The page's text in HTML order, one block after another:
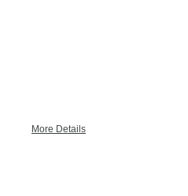
More Details